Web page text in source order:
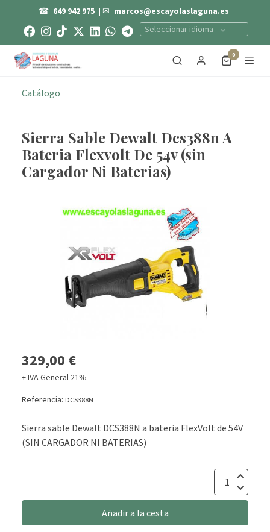
☎ 649 942 975 | ✉ marcos@escayolaslaguna.es
Seleccionar idioma
0
Catálogo
Sierra Sable Dewalt Dcs388n A
Bateria Flexvolt De 54v (sin
Cargador Ni Baterias)
329,00 €
+ IVA General 21%
Referencia: DCS388N
Sierra sable Dewalt DCS388N a bateria FlexVolt de 54V
(SIN CARGADOR NI BATERIAS)
Añadir a la cesta